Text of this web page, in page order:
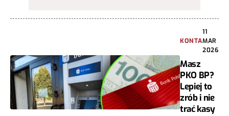
KONTA
11
MAR
2026
Masz
PKO BP?
Lepiej to
zrób i nie
trać kasy